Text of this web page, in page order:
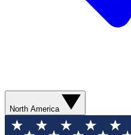
North America